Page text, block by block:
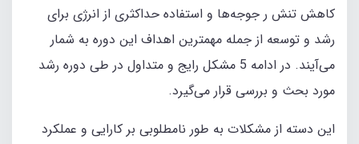
کاهش تنش ر جوجه‌ها و استفاده حداکثری از انرژی برای
رشد و توسعه از جمله مهمترین اهداف این دوره به شمار
می‌آیند. در ادامه 5 مشکل رایج و متداول در طی دوره رشد
مورد بحث و بررسی قرار می‌گیرد.
این دسته از مشکلات به طور نامطلوبی بر کارایی و عملکرد